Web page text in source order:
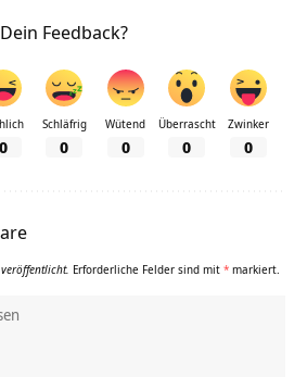
Dein Feedback?
0
Schläfrig
0
Wütend
0
Überrascht
0
Zwinker
0
Erforderliche Felder sind mit * markiert.